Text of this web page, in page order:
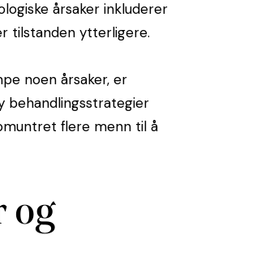
årsaker inkluderer
tilstanden ytterligere.
noen årsaker, er
behandlingsstrategier
flere menn til å
og